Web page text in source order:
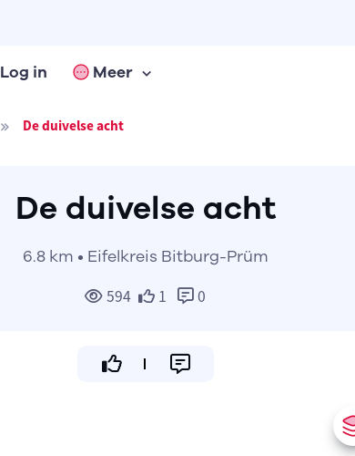
Log in Meer
De duivelse acht
De duivelse acht
6.8 km • Eifelkreis Bitburg-Prüm
594 1 0